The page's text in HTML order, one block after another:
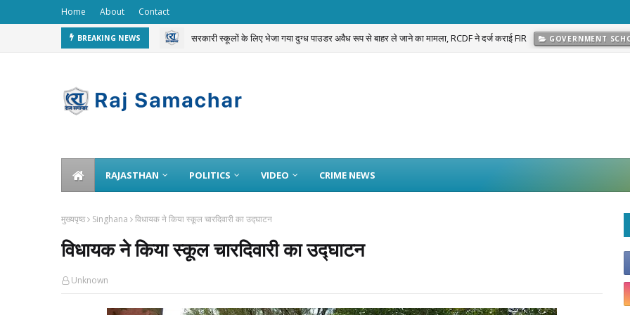
Home About Contact
BREAKING NEWS
सरकारी स्कूलों के लिए भेजा गया दुग्ध पाउडर अवैध रूप से बाहर ले जाने का मामला, RCDF ने दर्ज कराई FIR
चलती ट्रेन से 3 करोड़ का गोल्ड चोरी प्रकरण का खुलासा: नवलगढ़ की जोहड़ी में गाड़े गए करीब 2 करोड़ रुपये मूल्य के सोने के आभूषण
RAJASTHAN POLITICS VIDEO CRIME NEWS
मुख्यपृष्ठ Singhana विधायक ने किया स्कूल चारदिवारी का उद्घाटन
विधायक ने किया स्कूल चारदिवारी का उद्घाटन
Unknown